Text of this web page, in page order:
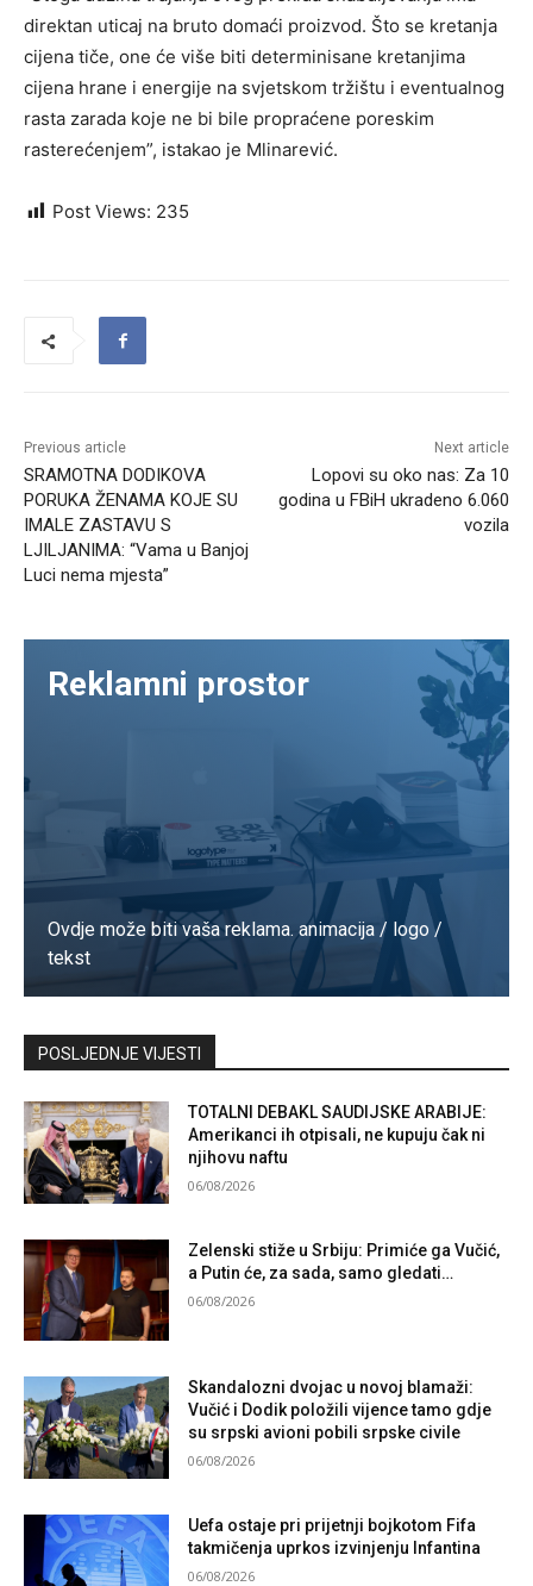
direktan uticaj na bruto domaći proizvod. Što se kretanja
cijena tiče, one će više biti determinisane kretanjima
cijena hrane i energije na svjetskom tržištu i eventualnog
rasta zarada koje ne bi bile propraćene poreskim
rasterećenjem”, istakao je Mlinarević.
Post Views: 235
Previous article
SRAMOTNA DODIKOVA
PORUKA ŽENAMA KOJE SU
IMALE ZASTAVU S
LJILJANIMA: “Vama u Banjoj
Luci nema mjesta”
Next article
Lopovi su oko nas: Za 10
godina u FBiH ukradeno 6.060
vozila
Reklamni prostor
Ovdje može biti vaša reklama. animacija / logo /
tekst
Kontaktirajte nas
POSLJEDNJE VIJESTI
TOTALNI DEBAKL SAUDIJSKE ARABIJE:
Amerikanci ih otpisali, ne kupuju čak ni
njihovu naftu
06/08/2026
Zelenski stiže u Srbiju: Primiće ga Vučić,
a Putin će, za sada, samo gledati…
06/08/2026
Skandalozni dvojac u novoj blamaži:
Vučić i Dodik položili vijence tamo gdje
su srpski avioni pobili srpske civile
06/08/2026
Uefa ostaje pri prijetnji bojkotom Fifa
takmičenja uprkos izvinjenju Infantina
06/08/2026